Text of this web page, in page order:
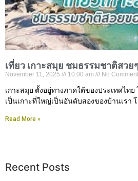
เที่ยว เกาะสมุย ชมธรรมชาติสวย
November 11, 2025 10:00 am No
เกาะสมุย ตั้งอยู่ทางภาคใต้ของประเทศไท
เป็นเกาะที่ใหญ่เป็นอันดับสองของบ้านเรา โ
Read More »
Recent Posts